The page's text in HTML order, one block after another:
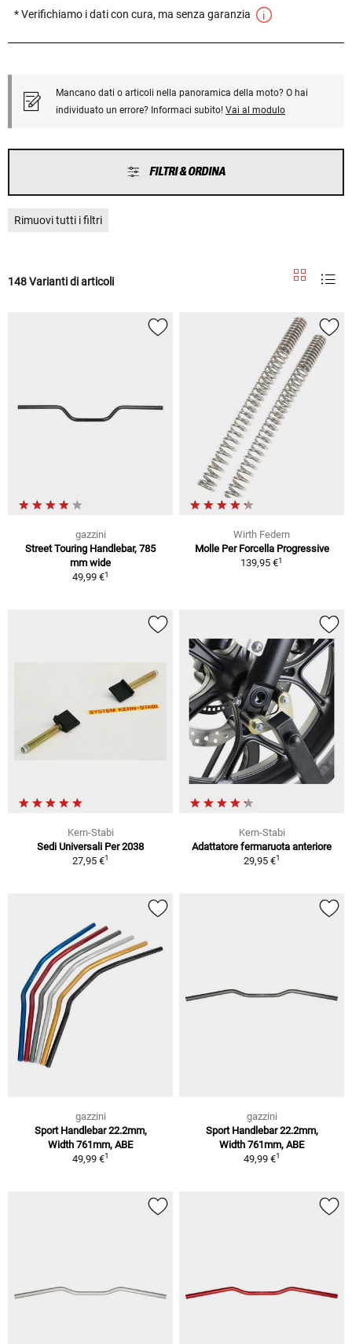
* Verifichiamo i dati con cura, ma senza garanzia
Mancano dati o articoli nella panoramica della moto? O hai
individuato un errore? Informaci subito! Vai al modulo
FILTRI & ORDINA
Rimuovi tutti i filtri
148 Varianti di articoli
gazzini
Street Touring Handlebar, 785
mm wide
49,99 €1
Wirth Federn
Molle Per Forcella Progressive
139,95 €1
Kern-Stabi
Sedi Universali Per 2038
27,95 €1
Kern-Stabi
Adattatore fermaruota anteriore
29,95 €1
gazzini
Sport Handlebar 22.2mm,
Width 761mm, ABE
49,99 €1
gazzini
Sport Handlebar 22.2mm,
Width 761mm, ABE
49,99 €1